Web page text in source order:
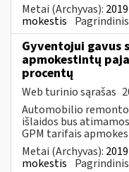
Metai (Archyvas): 2019
mokestis
Gyventojui
apmokestintų
procentų
Web turinio sąrašas
Automobilio remonto
išlaidos bus
GPM tarifais
Metai (Archyvas): 2019
mokestis